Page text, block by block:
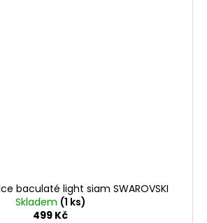
baculaté light siam SWAROVSKI
Skladem (1 ks)
499 Kč